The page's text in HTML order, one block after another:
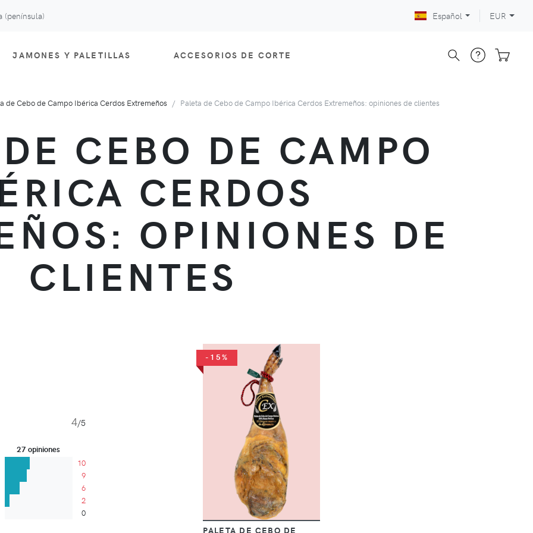
(península) Español EUR
JAMONES Y PALETILLAS ACCESORIOS DE CORTE
de Cebo de Campo Ibérica Cerdos Extremeños Paleta de Cebo de Campo Ibérica Cerdos Extremeños: opiniones de clientes
CEBO DE CAMPO
CERDOS
OPINIONES DE
CLIENTES
-15%
PALETA DE CEBO DE
4/5
27 opiniones
10
9
6
2
0